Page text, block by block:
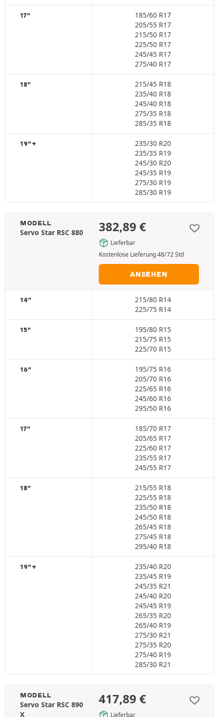
17"
185/60 R17
205/55 R17
215/50 R17
225/50 R17
245/45 R17
275/40 R17
18"
215/45 R18
235/40 R18
245/40 R18
275/35 R18
285/35 R18
19"+
235/30 R20
235/35 R19
245/30 R20
245/35 R19
275/30 R19
285/30 R19
MODELL
Servo Star RSC 880 382,89 €
Lieferbar
Kostenlose Lieferung 48/72 Std
ANSEHEN
14"
215/80 R14
225/75 R14
15"
195/80 R15
215/75 R15
225/70 R15
16"
195/75 R16
205/70 R16
225/65 R16
245/60 R16
295/50 R16
17"
185/70 R17
205/65 R17
225/60 R17
235/55 R17
245/55 R17
18"
215/55 R18
225/55 R18
235/50 R18
245/50 R18
265/45 R18
275/45 R18
295/40 R18
19"+
235/40 R20
235/45 R19
245/35 R21
245/40 R20
245/45 R19
265/35 R20
265/40 R19
275/30 R21
275/35 R20
275/40 R19
285/30 R21
MODELL
Servo Star RSC 890
X
417,89 €
Lieferbar